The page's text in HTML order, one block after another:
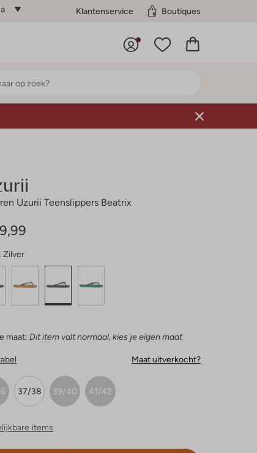
Klantenservice Boutiques
Uzurii Teenslippers Beatrix
Zilver
maat: Dit item valt normaal, kies je eigen maat
Maat uitverkocht?
37/38 39/40 41/42
items